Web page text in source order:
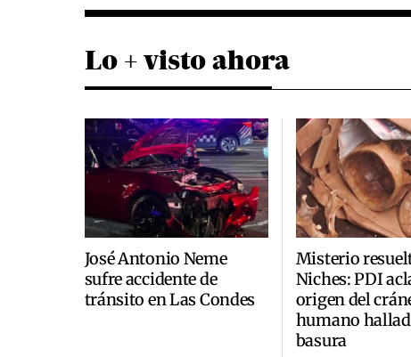
Lo + visto ahora
José Antonio Neme
sufre accidente de
tránsito en Las Condes
Misterio
Niches: PDI
origen del
humano
basura